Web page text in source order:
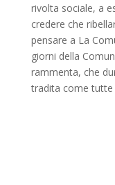
rivolta sociale, a
credere che
pensare a La
giorni della
rammenta, che
tradita come tutte